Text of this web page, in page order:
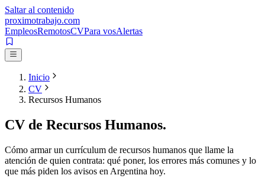
Saltar al contenido
proximotrabajo.com
EmpleosRemotosCVPara vosAlertas
Inicio
CV
Recursos Humanos
CV de Recursos Humanos.
Cómo armar un currículum de recursos humanos que llame la
atención de quien contrata: qué poner, los errores más comunes y lo
que más piden los avisos en Argentina hoy.